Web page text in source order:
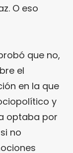
O eso
que no,
el
en la que
y
optaba por
no